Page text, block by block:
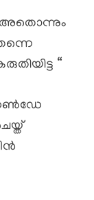
അതൊന്നും
“
സൺ‌ഡേ